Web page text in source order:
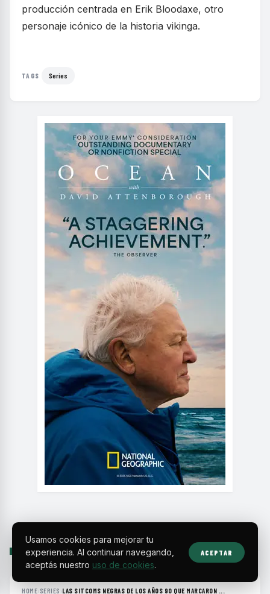
producción centrada en Erik Bloodaxe, otro
personaje icónico de la historia vikinga.
TAGS Series
SIGUIENTE
HOME SERIES LAS SITCOMS NEGRAS DE LOS AÑOS 90 QUE MARCARON ...
Usamos cookies para mejorar tu
experiencia. Al continuar navegando,
aceptás nuestro uso de cookies.
ACEPTAR